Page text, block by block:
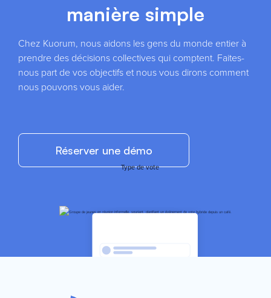
manière simple
Chez Kuorum, nous aidons les gens du monde entier à
prendre des décisions collectives qui comptent. Faites-
nous part de vos objectifs et nous vous dirons comment
nous pouvons vous aider.
Réserver une démo
Type de vote